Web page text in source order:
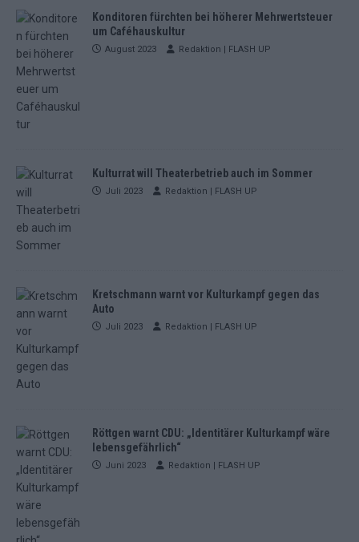
Konditoren fürchten bei höherer Mehrwertsteuer
um Caféhauskultur
August 2023 Redaktion | FLASH UP
Kulturrat will Theaterbetrieb auch im Sommer
Juli 2023 Redaktion | FLASH UP
Kretschmann warnt vor Kulturkampf gegen das
Auto
Juli 2023 Redaktion | FLASH UP
Röttgen warnt CDU: „Identitärer Kulturkampf wäre
lebensgefährlich“
Juni 2023 Redaktion | FLASH UP